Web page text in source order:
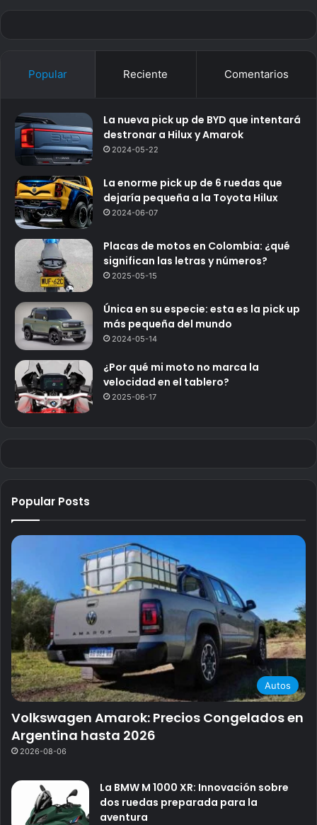
Popular Reciente Comentarios
La nueva pick up de BYD que intentará
destronar a Hilux y Amarok
2024-05-22
La enorme pick up de 6 ruedas que
dejaría pequeña a la Toyota Hilux
2024-06-07
Placas de motos en Colombia: ¿qué
significan las letras y números?
2025-05-15
Única en su especie: esta es la pick up
más pequeña del mundo
2024-05-14
¿Por qué mi moto no marca la
velocidad en el tablero?
2025-06-17
Popular Posts
Autos
Volkswagen Amarok: Precios Congelados en
Argentina hasta 2026
2026-08-06
La BMW M 1000 XR: Innovación sobre
dos ruedas preparada para la
aventura